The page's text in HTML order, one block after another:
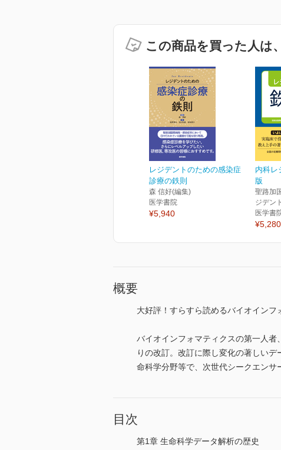
この商品を買った人は
レジデントのための感染症
診療の鉄則
森 信好(編集)
医学書院
¥5,940
内科レ
版
聖路加
ジデン
医学書
¥5,280
概要
大好評！すらすら読めるバイオイン
バイオインフォマティクスの第一人
りの改訂。改訂に際し変化の著しい
命科学分野等で、次世代シークエンサ
目次
第1章 生命科学データ解析の歴史